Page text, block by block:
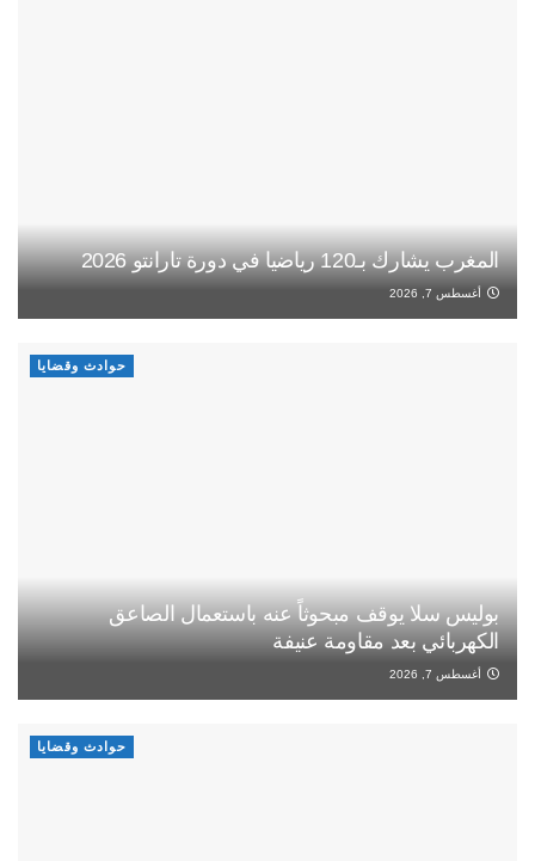
المغرب يشارك بـ120 رياضيا في دورة تارانتو 2026
أغسطس 7, 2026
حوادث وقضايا
بوليس سلا يوقف مبحوثاً عنه باستعمال الصاعق
الكهربائي بعد مقاومة عنيفة
أغسطس 7, 2026
حوادث وقضايا